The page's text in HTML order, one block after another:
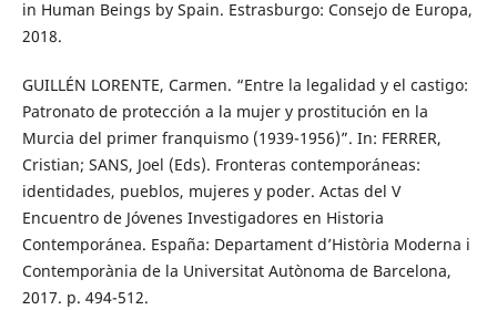
in Human Beings by Spain. Estrasburgo: Consejo de Europa,
2018.
GUILLÉN LORENTE, Carmen. “Entre la legalidad y el castigo:
Patronato de protección a la mujer y prostitución en la
Murcia del primer franquismo (1939-1956)”. In: FERRER,
Cristian; SANS, Joel (Eds). Fronteras contemporáneas:
identidades, pueblos, mujeres y poder. Actas del V
Encuentro de Jóvenes Investigadores en Historia
Contemporánea. España: Departament d’Història Moderna i
Contemporània de la Universitat Autònoma de Barcelona,
2017. p. 494-512.